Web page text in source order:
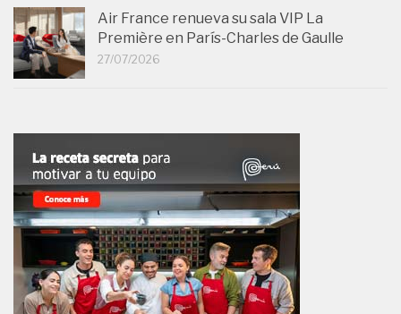
Air France renueva su sala VIP La
Première en París-Charles de Gaulle
27/07/2026